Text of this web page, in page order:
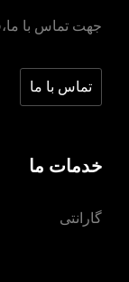
جهت تماس با
تماس با ما
خدمات ما
گارانتی